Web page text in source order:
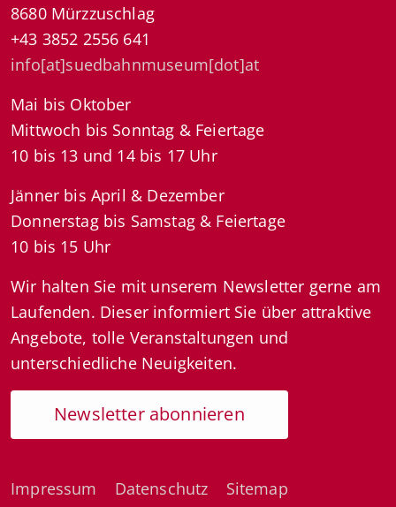
8680 Mürzzuschlag
+43 3852 2556 641
info[at]suedbahnmuseum[dot]at
Mai bis Oktober
Mittwoch bis Sonntag & Feiertage
10 bis 13 und 14 bis 17 Uhr
Jänner bis April & Dezember
Donnerstag bis Samstag & Feiertage
10 bis 15 Uhr
Wir halten Sie mit unserem Newsletter gerne am
Laufenden. Dieser informiert Sie über attraktive
Angebote, tolle Veranstaltungen und
unterschiedliche Neuigkeiten.
Newsletter abonnieren
Impressum Datenschutz
Sitemap